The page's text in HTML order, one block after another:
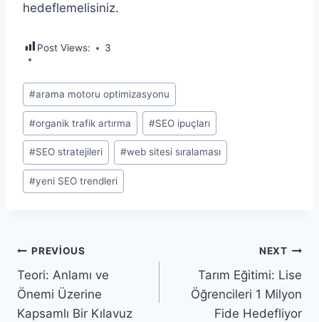
hedeflemelisiniz.
Post Views: 3
Post
Tags:
#arama motoru optimizasyonu
#organik trafik artırma #SEO ipuçları
#SEO stratejileri #web sitesi sıralaması
#yeni SEO trendleri
Yazı
gezinmesi
PREVIOUS
Teori: Anlamı ve
Önemi Üzerine
Kapsamlı Bir Kılavuz
NEXT
Tarım Eğitimi: Lise
Öğrencileri 1 Milyon
Fide Hedefliyor